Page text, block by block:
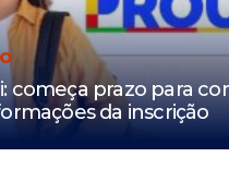
começa prazo para
da inscrição